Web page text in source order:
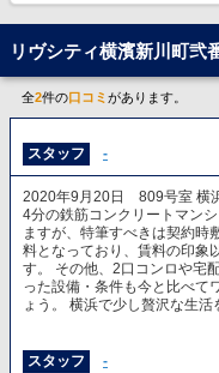
リヴシティ横濱新川町弐
全2件の口コミ があります。
スタッフ -
2020年9月20日 809号室 横
4分の鉄筋コンクリートマン
ますが、特筆すべきは契約時
料となっており、賃料の印象
す。 その他、2口コンロや宅
った設備・条件も今と比べて
ょう。 横浜で少し贅沢な生活
スタッフ -